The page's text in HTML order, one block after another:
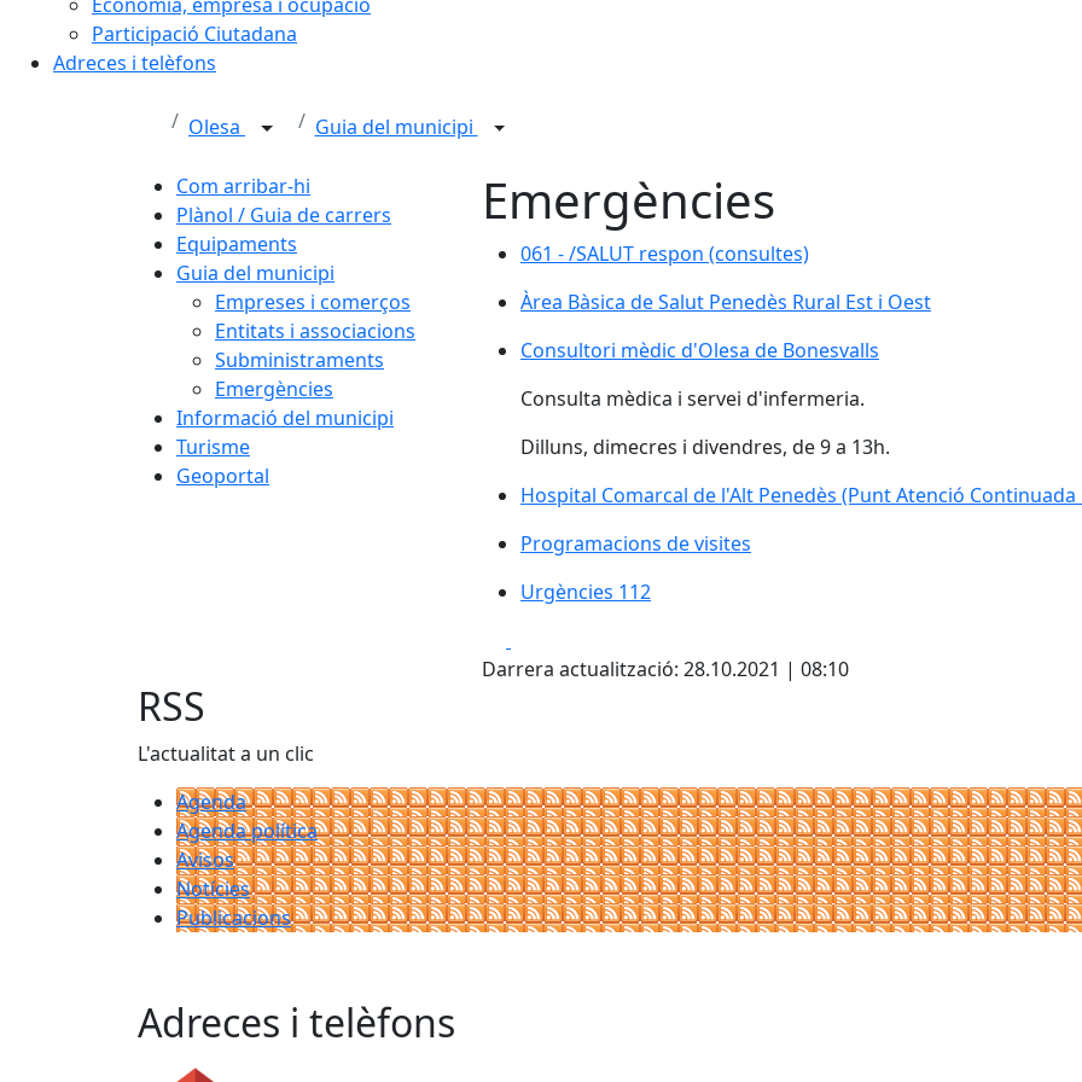
Participació Ciutadana
Adreces i telèfons
Olesa Guia del municipi
Com arribar-hi
Plànol / Guia de carrers
Equipaments
Guia del municipi
Empreses i comerços
Entitats i associacions
Subministraments
Emergències
Informació del municipi
Turisme
Geoportal
Emergències
061 - /SALUT respon (consultes)
061 - /SALUT respon (consultes)
Àrea Bàsica de Salut Penedès Rural Est i Oest
Consultori mèdic d'Olesa de Bonesvalls
Consultori mèdic d'Olesa de Bonesvalls
Consulta mèdica i servei d'infermeria.
Dilluns, dimecres i divendres, de 9 a 13h.
Hospital Comarcal de l'Alt Penedès (Punt Atenció
Hospital Comarcal de l'Alt Penedès (Punt Atenció
Programacions de visites
Urgències 112
Urgències 112
Darrera actualització: 28.10.2021 | 08:10
RSS
L'actualitat a un clic
Agenda
Agenda política
Avisos
Notícies
Publicacions
Adreces i telèfons